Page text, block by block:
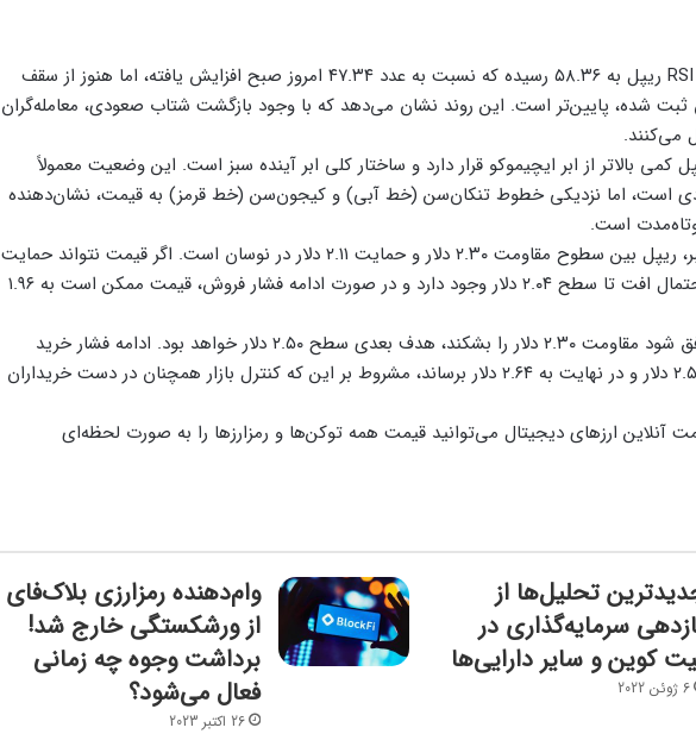
در حال حاضر، شاخص RSI ریپل به ۵۸.۳۶ رسیده که نسبت به عدد ۴۷.۳۴ امروز صبح افزایش یافته، اما هنوز از سقف
ثبت شده، پایین‌تر است. این روند نشان می‌دهد که با وجود بازگشت شتاب صعودی، معامله‌گران
می‌کنند.
کمی بالاتر از ابر ایچیموکو قرار دارد و ساختار کلی ابر آینده سبز است. این وضعیت معمولاً
است، اما نزدیکی خطوط تنکان‌سن (خط آبی) و کیجون‌سن (خط قرمز) به قیمت، نشان‌دهنده‌
است.
در زمان نگارش این خبر، ریپل بین سطوح مقاومت ۲.۳۰ دلار و حمایت ۲.۱۱ دلار در نوسان است. اگر قیمت نتواند حمایت
۲.۱۱ دلار را حفظ کند، احتمال افت تا سطح ۲.۰۴ دلار وجود دارد و در صورت ادامه‌ فشار فروش، قیمت ممکن است به ۱.۹۶
در مقابل، اگر ریپل موفق شود مقاومت ۲.۳۰ دلار را بشکند، هدف بعدی سطح ۲.۵۰ دلار خواهد بود. ادامه‌ فشار خرید
می‌تواند قیمت را به ۲.۵۹ دلار و در نهایت به ۲.۶۴ دلار برساند، مشروط بر این‌ که کنترل بازار همچنان در دست خریداران
آنلاین ارزهای دیجیتال می‌توانید قیمت همه توکن‌ها و رمزارزها را به صورت لحظه‌ای
تحلیل‌ها از
سرمایه‌گذاری در
کوین و سایر دارایی‌ها
6 ژوئن 2022
وام‌دهنده رمزارزی بلاک‌فای
از ورشکستگی خارج شد!
برداشت وجوه چه زمانی
فعال می‌شود؟
26 اکتبر 2023